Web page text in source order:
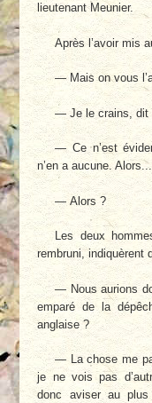
lieutenant Meunier.
Après l’avoir mis
— Mais on vous
— Je le crains, dit
— Ce n’est
n’en a aucune. Alors...
— Alors ?
Les deux
rembruni, indiquèrent
— Nous aurions
emparé de la
anglaise ?
— La chose me
je ne vois pas
donc aviser au